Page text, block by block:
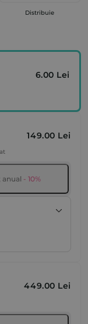
Distribuie
6.00 Lei
149.00 Lei
anual - 10%
449.00 Lei